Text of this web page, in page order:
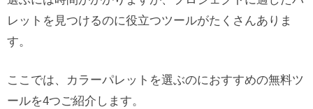
レットを見つけるのに役立つツールがたくさんありま
す。
ここでは、カラーパレットを選ぶのにおすすめの無料ツ
ールを4つご紹介します。